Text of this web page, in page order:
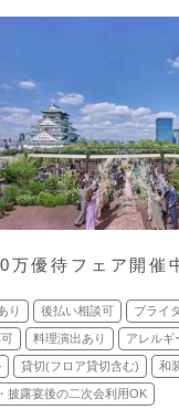
優待フェア開催
り 後払い相談可 ブライ
料理演出あり アレルギ
貸切(フロア貸切含む) 和
披露宴後の二次会利用OK